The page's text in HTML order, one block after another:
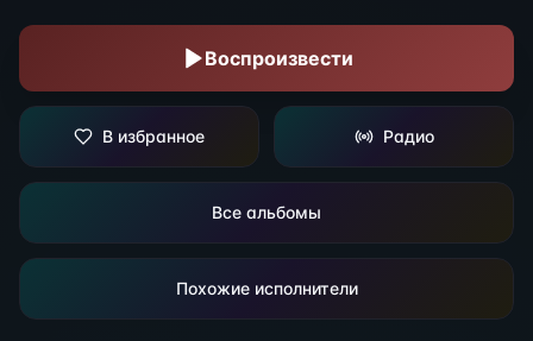
Воспроизвести
В избранное Радио
Все альбомы
Похожие исполнители